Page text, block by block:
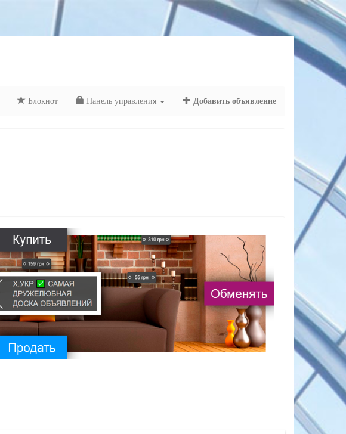
Блокнот Панель управления Добавить объявление